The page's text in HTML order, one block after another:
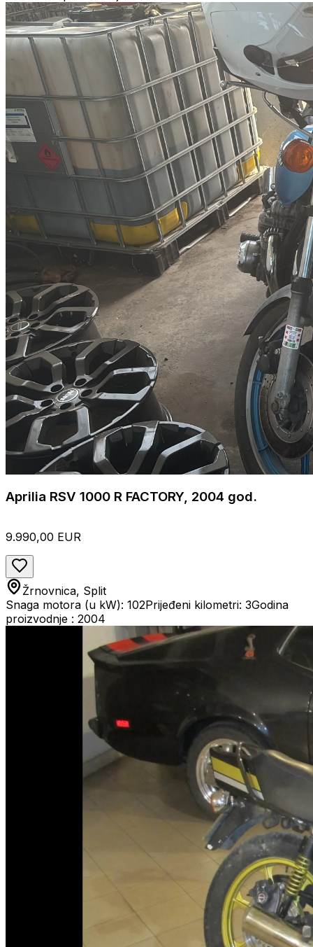
Aprilia RSV 1000 R FACTORY, 2004 god.
9.990,00 EUR
Žrnovnica, Split
Snaga motora (u kW): 102Prijeđeni kilometri: 3Godina
proizvodnje : 2004